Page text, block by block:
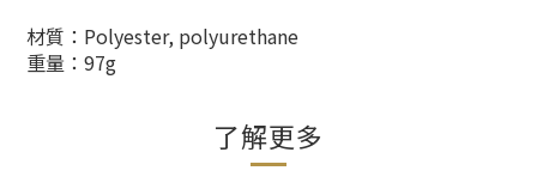
材質：Polyester, polyurethane
重量：97g
了解更多